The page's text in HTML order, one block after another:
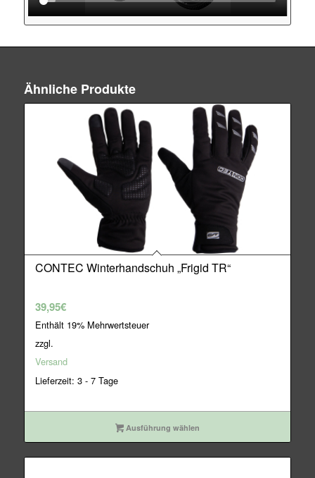
Ähnliche Produkte
CONTEC Winterhandschuh „Frigid TR“
39,95€
Enthält 19% Mehrwertsteuer
zzgl.
Versand
Lieferzeit: 3 - 7 Tage
Ausführung wählen